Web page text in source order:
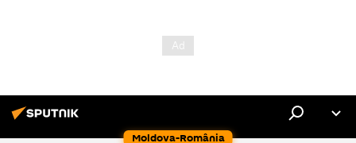
Moldova-România